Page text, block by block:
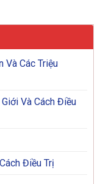
Và Các Triệu
Và Cách Điều
Điều Trị